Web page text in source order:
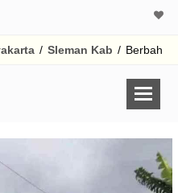
/ Sleman Kab / Berbah